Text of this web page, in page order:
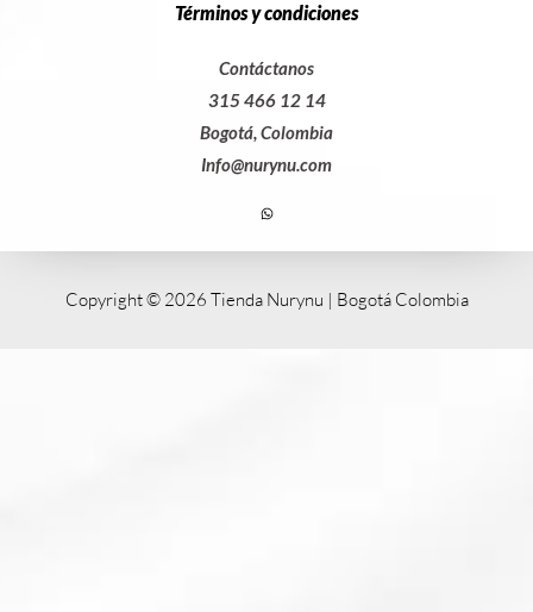
Términos y condiciones
Contáctanos
315 466 12 14
Bogotá, Colombia
Info@nurynu.com
Copyright © 2026 Tienda Nurynu | Bogotá Colombia